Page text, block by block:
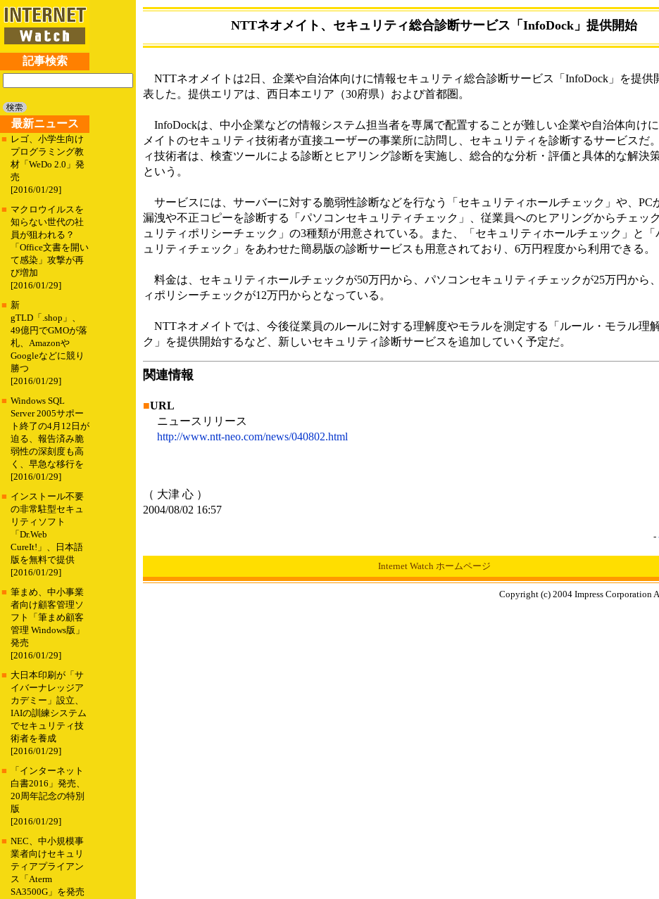
記事検索
最新ニュース
■ レゴ、小学生向け
プログラミング教
材「WeDo 2.0」発
売
[2016/01/29]
■ マクロウイルスを
知らない世代の社
員が狙われる？
「Office文書を開い
て感染」攻撃が再
び増加
[2016/01/29]
■ 新
gTLD「.shop」、
49億円でGMOが落
札、Amazonや
Googleなどに競り
勝つ
[2016/01/29]
■ Windows SQL
Server 2005サポー
ト終了の4月12日が
迫る、報告済み脆
弱性の深刻度も高
く、早急な移行を
[2016/01/29]
■ インストール不要
の非常駐型セキュ
リティソフト
「Dr.Web
CureIt!」、日本語
版を無料で提供
[2016/01/29]
■ 筆まめ、中小事業
者向け顧客管理ソ
フト「筆まめ顧客
管理 Windows版」
発売
[2016/01/29]
■ 大日本印刷が「サ
イバーナレッジア
カデミー」設立、
IAIの訓練システム
でセキュリティ技
術者を養成
[2016/01/29]
■
「インターネット
白書2016」発売、
20周年記念の特別
版
[2016/01/29]
■ NEC、中小規模事
業者向けセキュリ
ティアプライアン
ス「Aterm
SA3500G」を発売
NTTネオメイト、セキュリティ総合診断サービス「InfoDock」提供開始
NTTネオメイトは2日、企業や自治体向けに情報セキュリティ総合診断サービス「InfoDock」を提供
表した。提供エリアは、西日本エリア（30府県）および首都圏。
InfoDockは、中小企業などの情報システム担当者を専属で配置することが難しい企業や自治体向け
メイトのセキュリティ技術者が直接ユーザーの事業所に訪問し、セキュリティを診断するサービスだ
ィ技術者は、検査ツールによる診断とヒアリング診断を実施し、総合的な分析・評価と具体的な解決
という。
サービスには、サーバーに対する脆弱性診断などを行なう「セキュリティホールチェック」や、PC
漏洩や不正コピーを診断する「パソコンセキュリティチェック」、従業員へのヒアリングからチェッ
ュリティポリシーチェック」の3種類が用意されている。また、「セキュリティホールチェック」と「
ュリティチェック」をあわせた簡易版の診断サービスも用意されており、6万円程度から利用できる。
料金は、セキュリティホールチェックが50万円から、パソコンセキュリティチェックが25万円から
ィポリシーチェックが12万円からとなっている。
NTTネオメイトでは、今後従業員のルールに対する理解度やモラルを測定する「ルール・モラル理
ク」を提供開始するなど、新しいセキュリティ診断サービスを追加していく予定だ。
関連情報
■URL
ニュースリリース
http://www.ntt-neo.com/news/040802.html
（ 大津 心 ）
2004/08/02 16:57
-
Internet Watch ホームページ
Copyright (c) 2004 Impress Corporation